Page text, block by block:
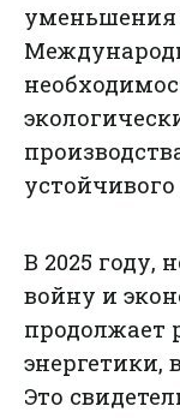
уменьшения
В 2025
войну и
продолжает
энергетики,
Это